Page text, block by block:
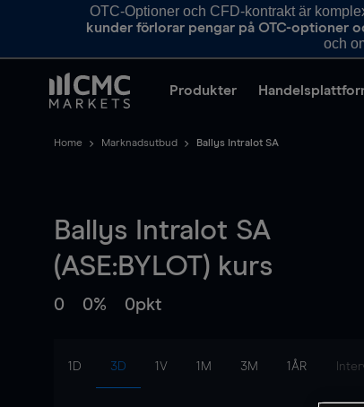
OTC-Optioner och CFD-kontrakt är
kunder förlorar pengar på OTC-optioner
och
Produkter
Home Marknadsutbud Ballys Intralot SA
Ballys Intralot SA
(ASE:BYLOT) kurs
0 0% 0pkt
1D 3D 1V 1M 3M 1ÅR